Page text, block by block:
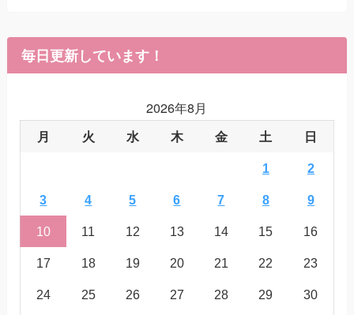
毎日更新しています！
2026年8月
月 火 水 木 金 土 日
1 2
3 4 5 6 7 8 9
10 11 12 13 14 15 16
17 18 19 20 21 22 23
24 25 26 27 28 29 30